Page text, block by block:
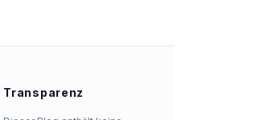
Transparenz